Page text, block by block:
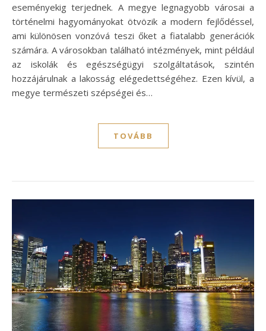
eseményekig terjednek. A megye legnagyobb városai a
történelmi hagyományokat ötvözik a modern fejlődéssel,
ami különösen vonzóvá teszi őket a fiatalabb generációk
számára. A városokban található intézmények, mint például
az iskolák és egészségügyi szolgáltatások, szintén
hozzájárulnak a lakosság elégedettségéhez. Ezen kívül, a
megye természeti szépségei és…
TOVÁBB